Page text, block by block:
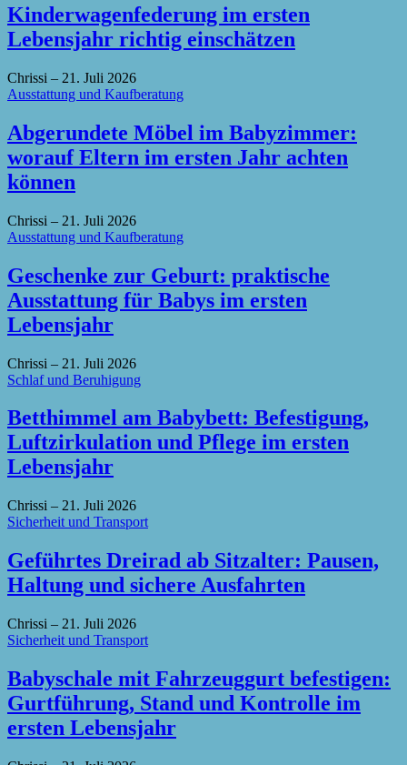
Kinderwagenfederung im ersten
Lebensjahr richtig einschätzen
Chrissi – 21. Juli 2026
Ausstattung und Kaufberatung
Abgerundete Möbel im Babyzimmer:
worauf Eltern im ersten Jahr achten
können
Chrissi – 21. Juli 2026
Ausstattung und Kaufberatung
Geschenke zur Geburt: praktische
Ausstattung für Babys im ersten
Lebensjahr
Chrissi – 21. Juli 2026
Schlaf und Beruhigung
Betthimmel am Babybett: Befestigung,
Luftzirkulation und Pflege im ersten
Lebensjahr
Chrissi – 21. Juli 2026
Sicherheit und Transport
Geführtes Dreirad ab Sitzalter: Pausen,
Haltung und sichere Ausfahrten
Chrissi – 21. Juli 2026
Sicherheit und Transport
Babyschale mit Fahrzeuggurt befestigen:
Gurtführung, Stand und Kontrolle im
ersten Lebensjahr